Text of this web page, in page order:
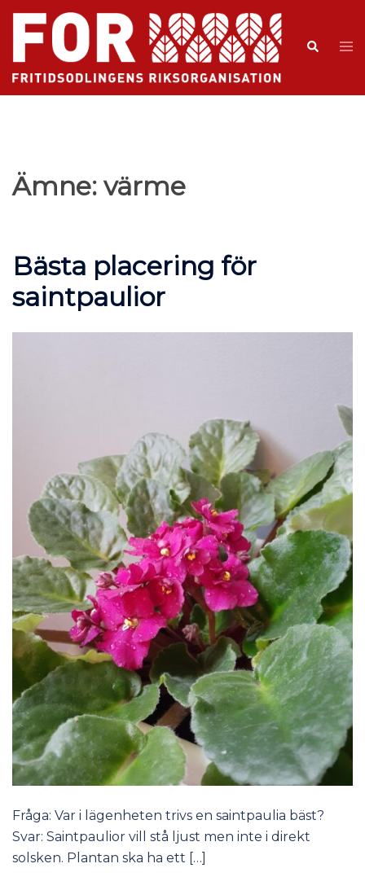
Ämne: värme
Bästa placering för
saintpaulior
Fråga: Var i lägenheten trivs en saintpaulia bäst?
Svar: Saintpaulior vill stå ljust men inte i direkt
solsken. Plantan ska ha ett […]